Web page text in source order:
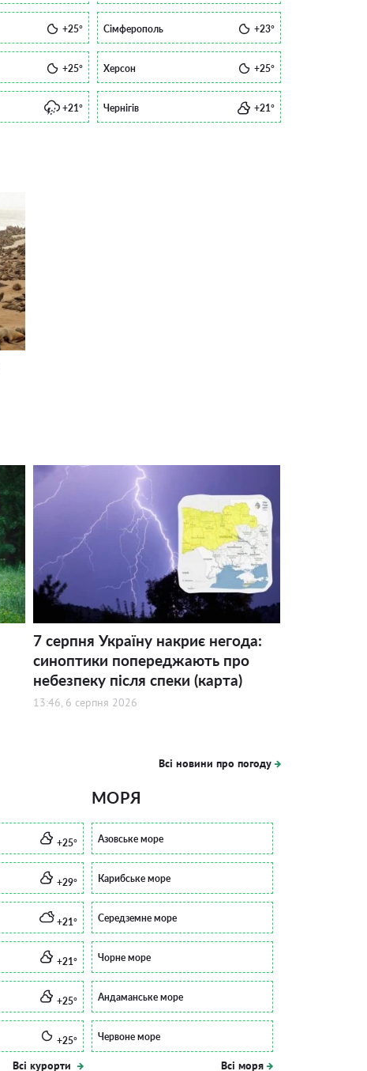
+25° Сімферополь +23°
+25° Херсон +25°
+21° Чернігів +21°
7 серпня Україну накриє негода:
синоптики попереджають про
небезпеку після спеки (карта)
13:46, 6 серпня 2026
Всі новини про погоду
+25°
+29°
+21°
+21°
+25°
+25°
Всі курорти
МОРЯ
Азовське море
Карибське море
Середземне море
Чорне море
Андаманське море
Червоне море
Всі моря